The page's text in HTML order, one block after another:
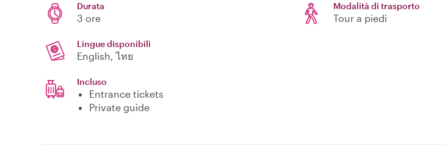
Durata
3 ore
Modalità di trasporto
Tour a piedi
Lingue disponibili
English, ไทย
Incluso
Entrance tickets
Private guide